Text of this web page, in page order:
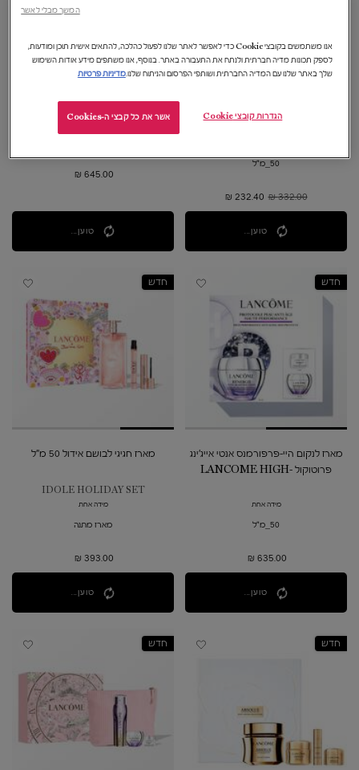
LA VIE EST BELLE HOLIDAY
1 חוות דעת
50_מ"ל
מחיר קודם
332.00 ₪ מחיר חדש
232.40 ₪
טוען...
מידה אחת
645.00 ₪
טוען...
חדש
מארז לנקום היי-פרפורמנס אנטי אייג'ינג
פרוטוקול ​LANCOME HIGH-
SKINCARE PROTOCOL SET
מידה אחת
50_מ"ל
635.00 ₪
טוען...
חדש
מארז חגיגי לבושם אידול 50 מ"ל
IDOLE HOLIDAY SET
מידה אחת
מארז מתנה
393.00 ₪
טוען...
חדש חדש
אנו משתמשים בקובצי Cookie כדי לאפשר לאתר שלנו לפעול כהלכה, להתאים אישית תוכן ומודעות,
לספק תכונות מדיה חברתית ולנתח את התעבורה באתר. בנוסף, אנו משתפים מידע אודות השימוש
שלך באתר שלנו עם המדיה החברתית ושותפי הפרסום והניתוח שלנו.מדיניות פרטיות
הגדרות קובצי Cookie אשר את כל קבצי ה-Cookies
המשך מבלי לאשר